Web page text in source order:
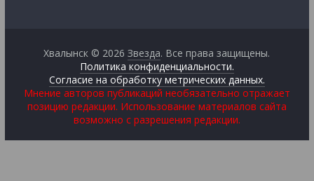
Хвалынск © 2026Звезда. Все права защищены.
Политика конфиденциальности.
Согласие на обработку метрических данных.
Мнение авторов публикаций необязательно отражает
позицию редакции. Использование материалов сайта
возможно с разрешения редакции.